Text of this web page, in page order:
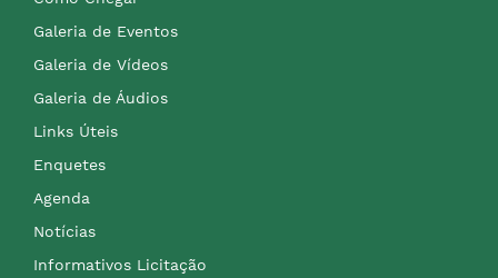
Galeria de Eventos
Galeria de Vídeos
Galeria de Áudios
Links Úteis
Enquetes
Agenda
Notícias
Informativos Licitação